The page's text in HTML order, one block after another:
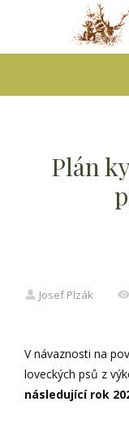
Plán
Josef Plzák
V návaznosti na
loveckých psů z
následující rok